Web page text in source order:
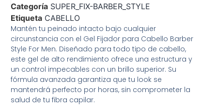
Categoría SUPER_FIX-BARBER_STYLE
Etiqueta CABELLO
Mantén tu peinado intacto bajo cualquier
circunstancia con el Gel Fijador para Cabello Barber
Style For Men. Diseñado para todo tipo de cabello,
este gel de alto rendimiento ofrece una estructura y
un control impecables con un brillo superior. Su
fórmula avanzada garantiza que tu look se
mantendrá perfecto por horas, sin comprometer la
salud de tu fibra capilar.